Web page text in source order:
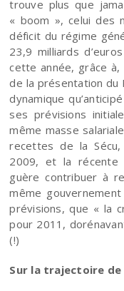
trouve plus que
« boom », celui des
déficit du régime
23,9 milliards
cette année, grâce
de la présentation du
dynamique
ses prévisions
même masse
recettes de la
2009, et la récente
guère contribuer à
même
prévisions, que « la
pour 2011,
(!)
Sur la trajectoire